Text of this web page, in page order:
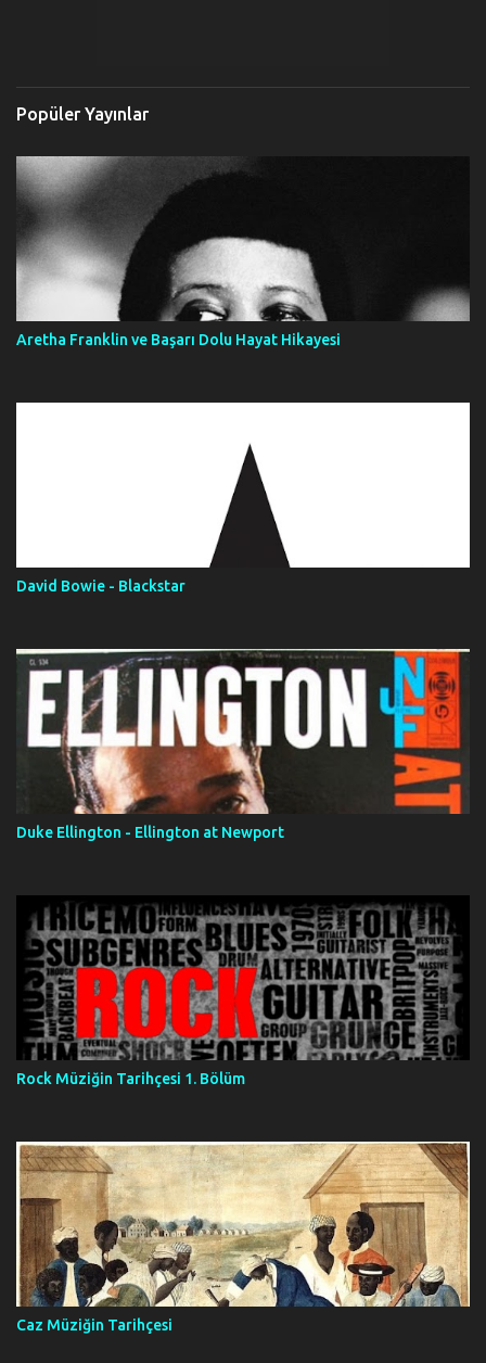
Popüler Yayınlar
Aretha Franklin ve Başarı Dolu Hayat Hikayesi
David Bowie - Blackstar
Duke Ellington - Ellington at Newport
Rock Müziğin Tarihçesi 1. Bölüm
Caz Müziğin Tarihçesi